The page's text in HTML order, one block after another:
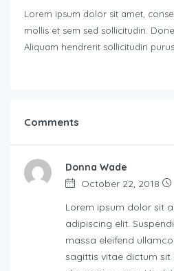
Lorem ipsum dolor sit amet,
mollis et sem sed sollicitudin.
Aliquam hendrerit sollicitudin
Comments
Donna Wade
October 22, 2018
Lorem ipsum dolor sit
adipiscing elit.
massa eleifend
sagittis vitae dictum sit